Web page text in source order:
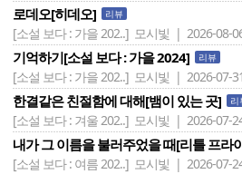
로데오[히데오] 리뷰
[소설 보다 : 가을 202..] 모시빛 | 2026-08-
기억하기[소설 보다 : 가을 2024] 리뷰
[소설 보다 : 가을 202..] 모시빛 | 2026-07-
한결같은 친절함에 대해[뱀이 있는 곳] 리
[소설 보다 : 겨울 202..] 모시빛 | 2026-07-
내가 그 이름을 불러주었을 때[리틀 프라
[소설 보다 : 여름 202..] 모시빛 | 2026-07-